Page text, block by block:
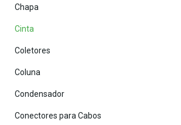
Chapa
Cinta
Coletores
Coluna
Condensador
Conectores para Cabos